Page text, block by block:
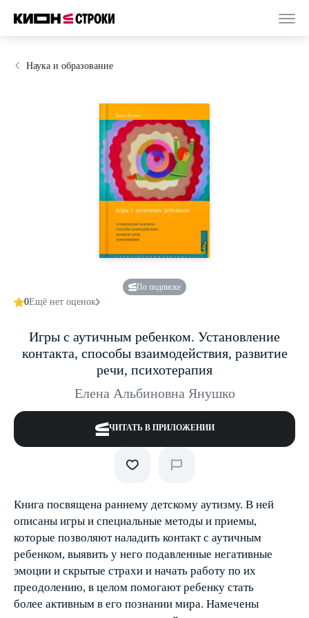
Наука и образование
По подписке
0Ещё нет оценок
Игры с аутичным ребенком. Установление
контакта, способы взаимодействия, развитие
речи, психотерапия
Елена Альбиновна Янушко
ЧИТАТЬ В ПРИЛОЖЕНИИ
Книга посвящена раннему детскому аутизму. В ней
описаны игры и специальные методы и приемы,
которые позволяют наладить контакт с аутичным
ребенком, выявить у него подавленные негативные
эмоции и скрытые страхи и начать работу по их
преодолению, в целом помогают ребенку стать
более активным в его познании мира. Намечены